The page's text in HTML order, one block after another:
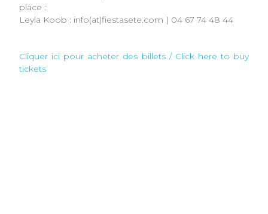
place :
Leyla Koob : info(at)fiestasete.com | 04 67 74 48 44
Cliquer ici pour acheter des billets / Click here to buy
tickets